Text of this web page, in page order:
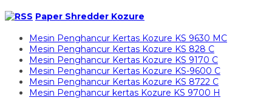
Paper Shredder Kozure
Mesin Penghancur Kertas Kozure KS 9630 MC
Mesin Penghancur Kertas Kozure KS 828 C
Mesin Penghancur Kertas Kozure KS 9170 C
Mesin Penghancur Kertas Kozure KS-9600 C
Mesin Penghancur Kertas Kozure KS 8722 C
Mesin Penghancur kertas Kozure KS 9700 H